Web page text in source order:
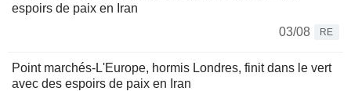
espoirs de paix en Iran
03/08
RE
Point marchés-L'Europe, hormis Londres, finit dans le vert
avec des espoirs de paix en Iran